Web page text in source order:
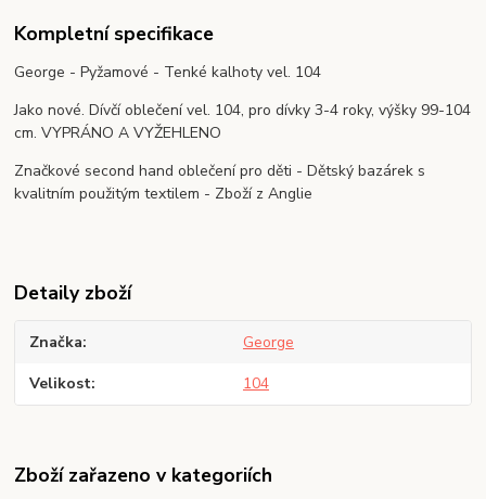
Kompletní specifikace
George - Pyžamové - Tenké kalhoty vel. 104
Jako nové. Dívčí oblečení vel. 104, pro dívky 3-4 roky, výšky 99-104
cm. VYPRÁNO A VYŽEHLENO
Značkové second hand oblečení pro děti - Dětský bazárek s
kvalitním použitým textilem - Zboží z Anglie
Detaily zboží
Značka George
Velikost 104
Zboží zařazeno v kategoriích